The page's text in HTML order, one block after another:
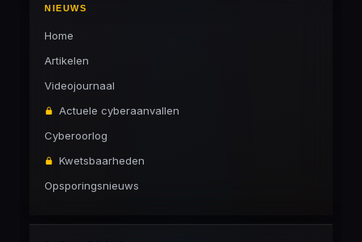
NIEUWS
Home
Artikelen
Videojournaal
Actuele cyberaanvallen
Cyberoorlog
Kwetsbaarheden
Opsporingsnieuws